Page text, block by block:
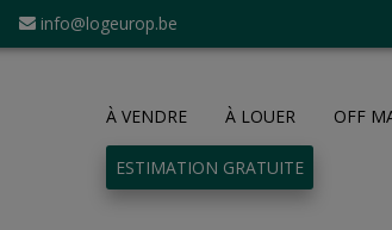
info@logeurop.be
À VENDRE À LOUER OFF
ESTIMATION GRATUITE